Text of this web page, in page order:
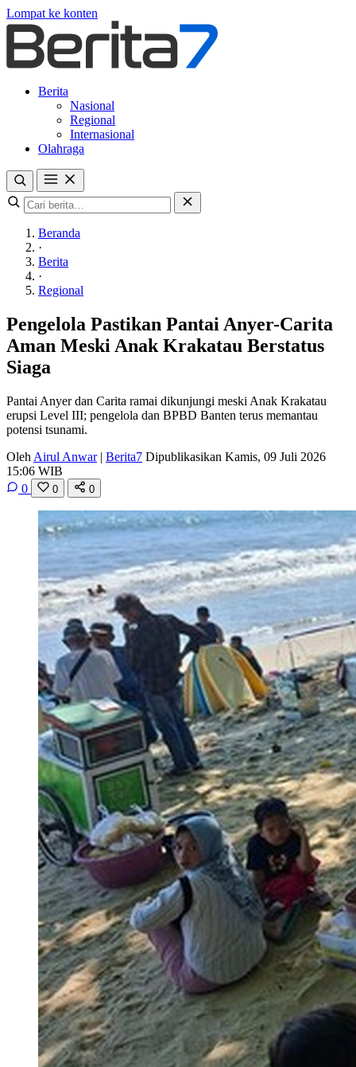
Lompat ke konten
Berita
Nasional
Regional
Internasional
Olahraga
Beranda
·
Berita
·
Regional
Pengelola Pastikan Pantai Anyer-Carita
Aman Meski Anak Krakatau Berstatus
Siaga
Pantai Anyer dan Carita ramai dikunjungi meski Anak Krakatau
erupsi Level III; pengelola dan BPBD Banten terus memantau
potensi tsunami.
Oleh Airul Anwar | Berita7 Dipublikasikan Kamis, 09 Juli 2026
15:06 WIB
0
0 0